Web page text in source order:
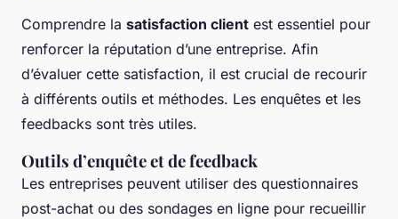
Comprendre la satisfaction client est essentiel pour
renforcer la réputation d’une entreprise. Afin
d’évaluer cette satisfaction, il est crucial de recourir
à différents outils et méthodes. Les enquêtes et les
feedbacks sont très utiles.
Outils d’enquête et de feedback
Les entreprises peuvent utiliser des questionnaires
post-achat ou des sondages en ligne pour recueillir